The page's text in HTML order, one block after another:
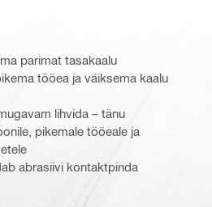
parimat tasakaalu
tööea ja väiksema kaalu
lihvida – tänu
pikemale tööeale ja
abrasiivi kontaktpinda